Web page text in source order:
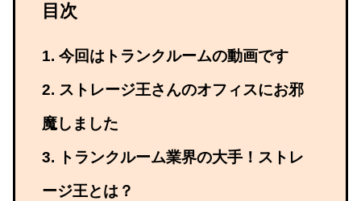
目次
今回はトランクルームの動画です
ストレージ王さんのオフィスにお邪
魔しました
トランクルーム業界の大手！ストレ
ージ王とは？